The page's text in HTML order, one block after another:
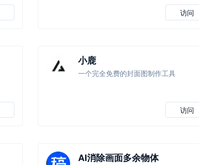
访问
小鹿
一个完全免费的封面图制作工具
访问
AI消除画面多余物体